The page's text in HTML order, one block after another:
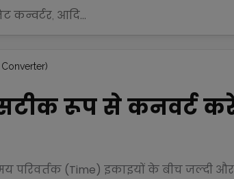
सटीक रूप से कनवर्ट
(Time) इकाइयों के बीच जल्दी